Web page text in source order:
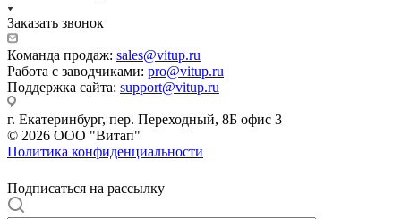
Заказать звонок
Команда продаж: sales@vitup.ru
Работа с заводчиками: pro@vitup.ru
Поддержка сайта: support@vitup.ru
г. Екатеринбург, пер. Переходный, 8Б офис 3
© 2026 ООО "Витап"
Политика конфиденциальности
Подписаться на рассылку